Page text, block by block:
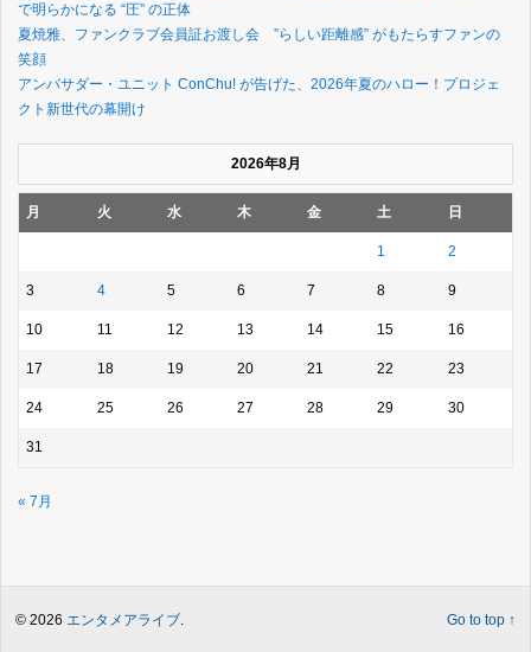
で明らかになる “圧” の正体
夏焼雅、ファンクラブ会員証お渡し会 ”らしい距離感” がもたらすファンの
笑顔
アンバサダー・ユニット ConChu! が告げた、2026年夏のハロー！プロジェ
クト新世代の幕開け
2026年8月
月 火 水 木 金 土 日
1 2
3 4 5 6 7 8 9
10 11 12 13 14 15 16
17 18 19 20 21 22 23
24 25 26 27 28 29 30
31
« 7月
Go to top ↑
© 2026 エンタメアライブ.